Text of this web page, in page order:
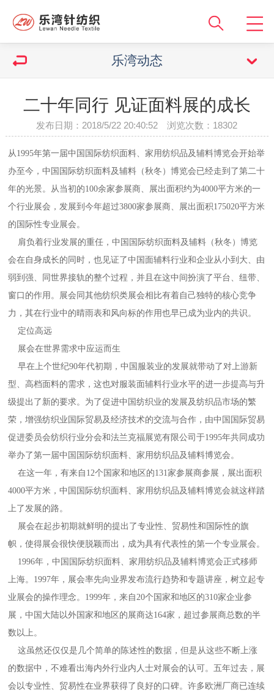
乐湾动态
二十年同行 见证面料展的成长
发布日期：2018/5/22 20:40:52 浏览次数：18302
从1995年第一届中国国际纺织面料、家用纺织品及辅料博览会开始举
办至今，中国国际纺织面料及辅料（秋冬）博览会已经走到了第二十
年的光景。从当初的100余家参展商、展出面积约为4000平方米的一
个行业展会，发展到今年超过3800家参展商、展出面积175020平方米
的国际性专业展会。
肩负着行业发展的重任，中国国际纺织面料及辅料（秋冬）博览
会在自身成长的同时，也见证了中国面辅料行业和企业从小到大、由
弱到强、同世界接轨的整个过程，并且在这中间扮演了平台、纽带、
窗口的作用。展会同其他纺织类展会相比有着自己独特的核心竞争
力，其在行业中的晴雨表和风向标的作用也早已成为业内的共识。
定位高远
展会在世界需求中应运而生
早在上个世纪90年代初期，中国服装业的发展就带动了对上游新
型、高档面料的需求，这也对服装面辅料行业水平的进一步提高与升
级提出了新的要求。为了促进中国纺织业的发展及纺织品市场的繁
荣，增强纺织业国际贸易及经济技术的交流与合作，由中国国际贸易
促进委员会纺织行业分会和法兰克福展览有限公司于1995年共同成功
举办了第一届中国国际纺织面料、家用纺织品及辅料博览会。
在这一年，有来自12个国家和地区的131家参展商参展，展出面积
4000平方米，中国国际纺织面料、家用纺织品及辅料博览会就这样踏
上了发展的路。
展会在起步初期就鲜明的提出了专业性、贸易性和国际性的旗
帜，使得展会很快便脱颖而出，成为具有代表性的第一个专业展会。
1996年，中国国际纺织面料、家用纺织品及辅料博览会正式移师
上海。1997年，展会率先向业界发布流行趋势和专题讲座，树立起专
业展会的操作理念。1999年，来自20个国家和地区的310家企业参
展，中国大陆以外国家和地区的展商达164家，超过参展商总数的半
数以上。
这虽然还仅仅是几个简单的陈述性的数据，但是从这些不断上涨
的数据中，不难看出海内外行业内人士对展会的认可。五年过去，展
会以专业性、贸易性在业界获得了良好的口碑。许多欧洲厂商已连续